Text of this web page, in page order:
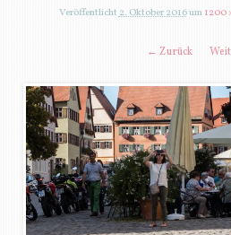
Veröffentlicht2. Oktober 2016um1200
← Zurück